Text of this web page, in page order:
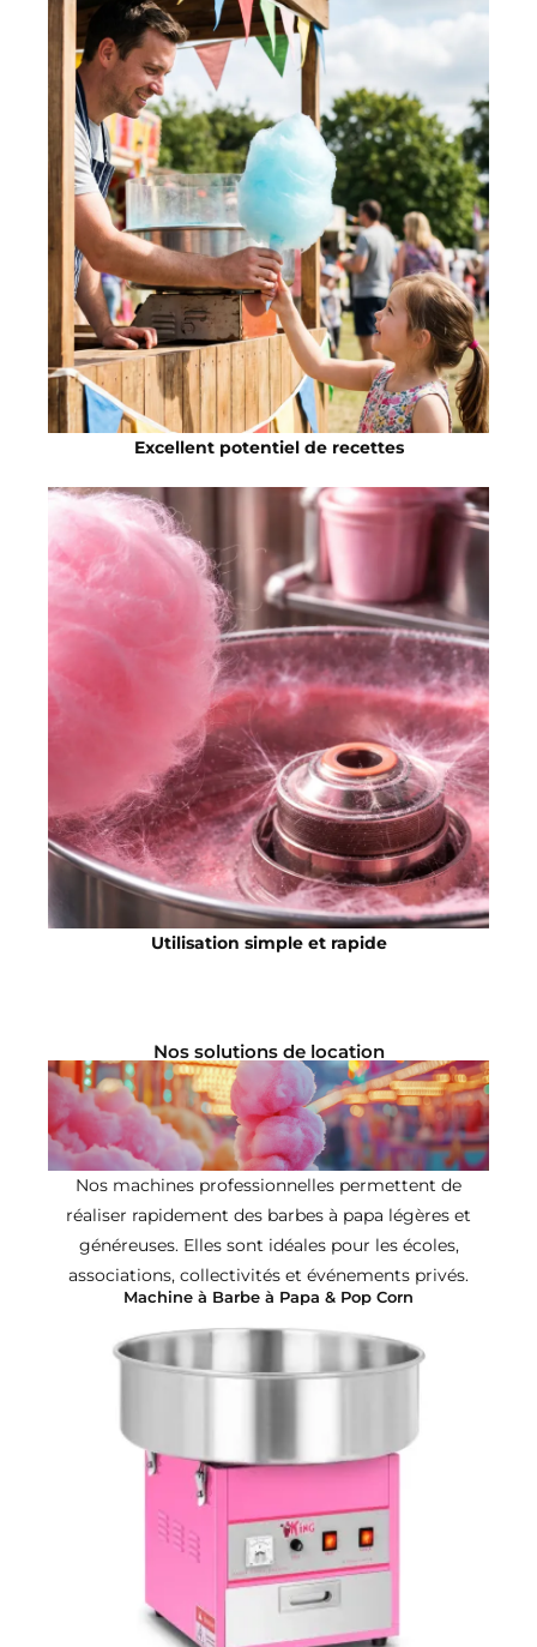
Excellent potentiel de recettes
Utilisation simple et rapide
Nos solutions de location
Nos machines professionnelles permettent de
réaliser rapidement des barbes à papa légères et
généreuses. Elles sont idéales pour les écoles,
associations, collectivités et événements privés.
Machine à Barbe à Papa & Pop Corn